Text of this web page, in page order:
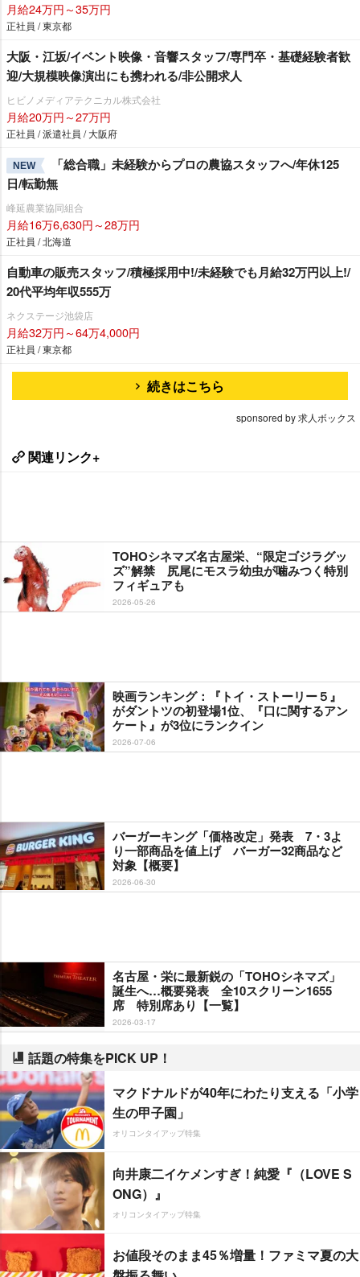
月給24万円～35万円
正社員 / 東京都
大阪・江坂/イベント映像・音響スタッフ/専門卒・基礎経験者歓
迎/大規模映像演出にも携われる/非公開求人
ヒビノメディアテクニカル株式会社
月給20万円～27万円
正社員 / 派遣社員 / 大阪府
NEW
「総合職」未経験からプロの農協スタッフへ/年休125
日/転勤無
峰延農業協同組合
月給16万6,630円～28万円
正社員 / 北海道
自動車の販売スタッフ/積極採用中!/未経験でも月給32万円以上!/
20代平均年収555万
ネクステージ池袋店
月給32万円～64万4,000円
正社員 / 東京都
続きはこちら
sponsored by 求人ボックス
関連リンク+
TOHOシネマズ名古屋栄、“限定ゴジラグッ
ズ”解禁 尻尾にモスラ幼虫が噛みつく特別
フィギュアも
2026-05-26
映画ランキング：『トイ・ストーリー５』
がダントツの初登場1位、『口に関するアン
ケート』が3位にランクイン
2026-07-06
バーガーキング「価格改定」発表 7・3よ
り一部商品を値上げ バーガー32商品など
対象【概要】
2026-06-30
名古屋・栄に最新鋭の「TOHOシネマズ」
誕生へ…概要発表 全10スクリーン1655
席 特別席あり【一覧】
2026-03-17
話題の特集をPICK UP！
マクドナルドが40年にわたり支える「小学
生の甲子園」
オリコンタイアップ特集
向井康二イケメンすぎ！純愛『（LOVE S
ONG）』
オリコンタイアップ特集
お値段そのまま45％増量！ファミマ夏の大